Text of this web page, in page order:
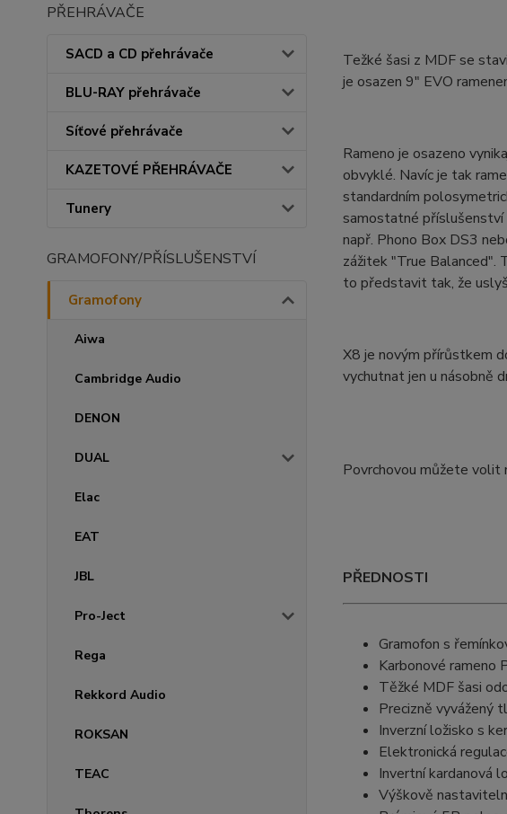
PŘEHRÁVAČE
SACD a CD přehrávače
BLU-RAY přehrávače
Síťové přehrávače
KAZETOVÉ PŘEHRÁVAČE
Tunery
GRAMOFONY/PŘÍSLUŠENSTVÍ
Gramofony
Aiwa
Cambridge Audio
DENON
DUAL
Elac
EAT
JBL
Pro-Ject
Rega
Rekkord Audio
ROKSAN
TEAC
Težké šasi z MDF se
je osazen 9" EVO
Rameno je osazeno
obvyklé. Navíc je tak
standardním
samostatné příslušenství
např. Phono Box DS3
zážitek "True Balanced".
to představit tak, že
X8 je novým přírůstkem
vychutnat jen u násobně
Povrchovou můžete volit
PŘEDNOSTI
Gramofon s
Karbonové rameno
Těžké MDF šasi
Precizně vyvážený
Inverzní ložisko s
Elektronická
Invertní kardanová
Výškově